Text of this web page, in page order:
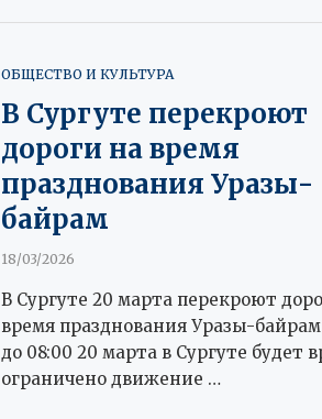
ОБЩЕСТВО И КУЛЬТУРА
В Сургуте перекроют
дороги на время
празднования Уразы-
байрам
18/03/2026
В Сургуте 20 марта перекроют
время празднования Уразы-байрам
до 08:00 20 марта в Сургуте будет
ограничено движение …